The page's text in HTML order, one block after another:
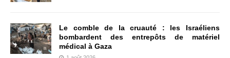
Le comble de la cruauté : les Israéliens
bombardent des entrepôts de matériel
médical à Gaza